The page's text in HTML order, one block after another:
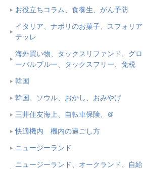
お役立ちコラム、食養生、がん予防
イタリア、ナポリのお菓子、スフォリア
テッレ
海外買い物、タックスリファンド、グロ
ーバルブルー、タックスフリー、免税
韓国
韓国、ソウル、おかし、おみやげ
三井住友海上、自転車保険、＠
快適機内 機内の過ごし方
ニュージーランド
ニュージーランド、オークランド、自給